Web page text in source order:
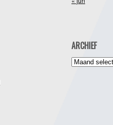
ARCHIEF
Archief